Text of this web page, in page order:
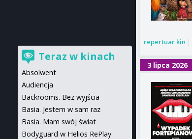
repertuar kin |
3 lipca 2026
Teraz w kinach
Absolwent
Audiencja
Backrooms. Bez wyjścia
Basia. Jestem w sam raz
Basia. Mam swój świat
Bodyguard w Helios RePlay